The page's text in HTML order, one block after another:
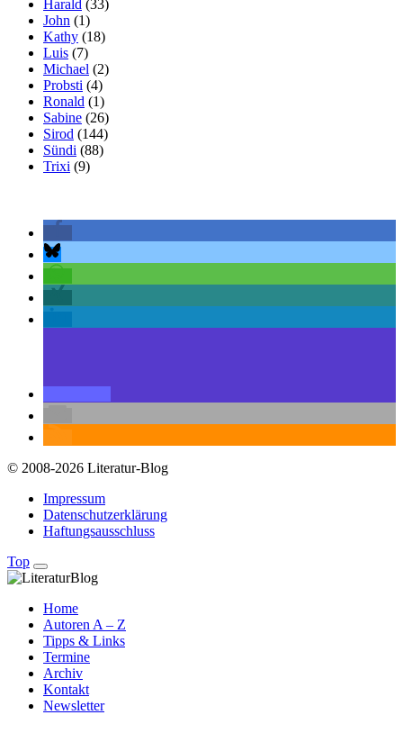
Harald (33)
John (1)
Kathy (18)
Luis (7)
Michael (2)
Probsti (4)
Ronald (1)
Sabine (26)
Sirod (144)
Sündi (88)
Trixi (9)
© 2008-2026 Literatur-Blog
Impressum
Datenschutzerklärung
Haftungsausschluss
Top
Home
Autoren A – Z
Tipps & Links
Termine
Archiv
Kontakt
Newsletter